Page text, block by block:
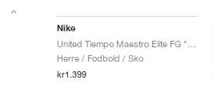
Nike
Herre / Fodbold / Sko
kr1.399